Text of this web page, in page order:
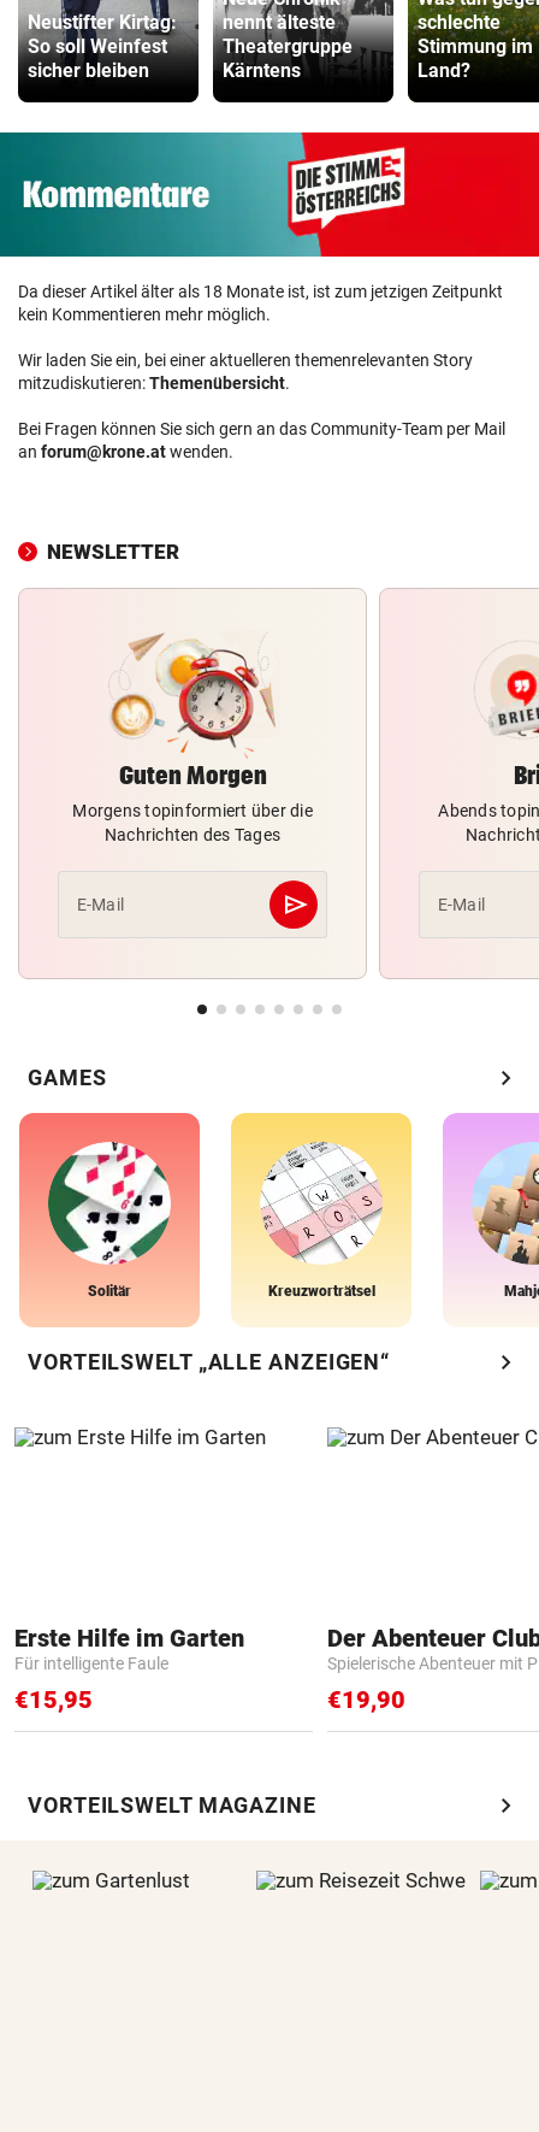
Neustifter Kirtag:
So soll Weinfest
sicher bleiben
nennt älteste
Theatergruppe
Kärntens
schlechte
Stimmung im
Land?
Da dieser Artikel älter als 18 Monate ist, ist zum jetzigen Zeitpunkt
kein Kommentieren mehr möglich.
Wir laden Sie ein, bei einer aktuelleren themenrelevanten Story
mitzudiskutieren:Themenübersicht.
Bei Fragen können Sie sich gern an das Community-Team per Mail
an forum@krone.atwenden.
NEWSLETTER
Guten Morgen
Morgens topinformiert über die
Nachrichten des Tages
E-Mail send
Abschicken
Abends
E-Mail
GAMES chevron_right
Solitär Kreuzworträtsel
VORTEILSWELT „ALLE ANZEIGEN“ chevron_right
Erste Hilfe im Garten
Für intelligente Faule
€15,95
Der Abenteuer
Spielerische Abenteuer mit
€19,90
VORTEILSWELT MAGAZINE chevron_right